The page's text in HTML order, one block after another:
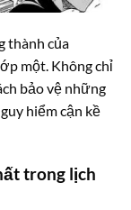
thành của
một. Không chỉ
bảo vệ những
hiểm cận kề
trong lịch